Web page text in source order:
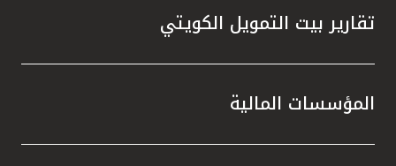
تقارير بيت التمويل الكويتي
المؤسسات المالية